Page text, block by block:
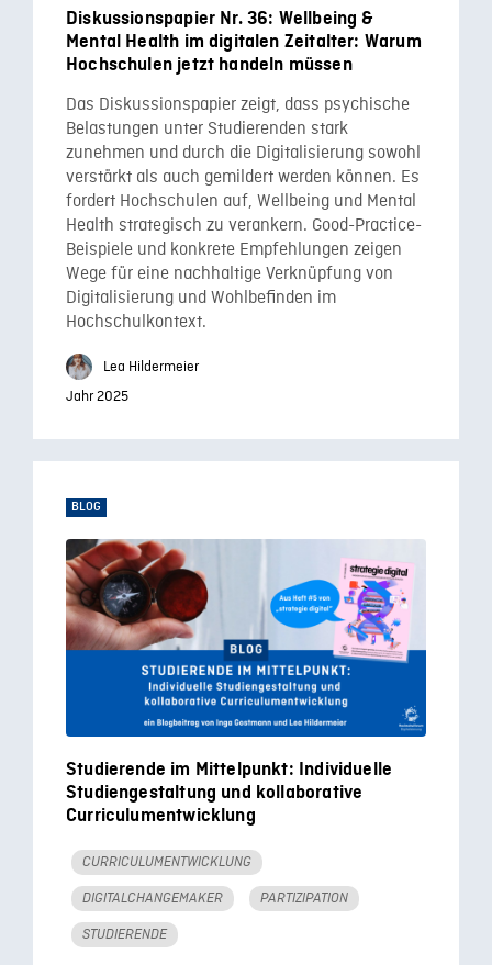
Diskussionspapier Nr. 36: Wellbeing &
Mental Health im digitalen Zeitalter: Warum
Hochschulen jetzt handeln müssen
Das Diskussionspapier zeigt, dass psychische
Belastungen unter Studierenden stark
zunehmen und durch die Digitalisierung sowohl
verstärkt als auch gemildert werden können. Es
fordert Hochschulen auf, Wellbeing und Mental
Health strategisch zu verankern. Good-Practice-
Beispiele und konkrete Empfehlungen zeigen
Wege für eine nachhaltige Verknüpfung von
Digitalisierung und Wohlbefinden im
Hochschulkontext.
Lea Hildermeier
Jahr 2025
BLOG
Studierende im Mittelpunkt: Individuelle
Studiengestaltung und kollaborative
Curriculumentwicklung
CURRICULUMENTWICKLUNG
DIGITALCHANGEMAKER PARTIZIPATION
STUDIERENDE